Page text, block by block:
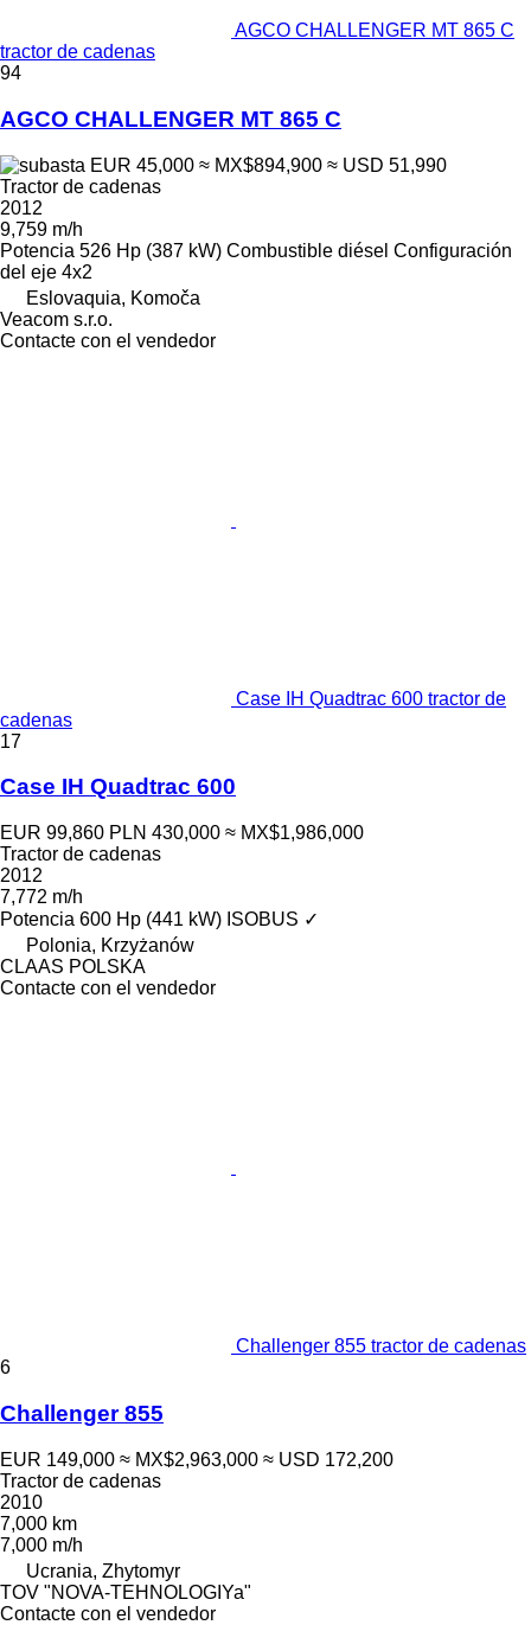
AGCO CHALLENGER MT 865 C
tractor de cadenas
94
AGCO CHALLENGER MT 865 C
EUR 45,000 ≈ MX$894,900 ≈ USD 51,990
Tractor de cadenas
2012
9,759 m/h
Potencia 526 Hp (387 kW) Combustible diésel Configuración
del eje 4x2
Eslovaquia, Komoča
Veacom s.r.o.
Contacte con el vendedor
Case IH Quadtrac 600 tractor de
cadenas
17
Case IH Quadtrac 600
EUR 99,860 PLN 430,000 ≈ MX$1,986,000
Tractor de cadenas
2012
7,772 m/h
Potencia 600 Hp (441 kW) ISOBUS ✓
Polonia, Krzyżanów
CLAAS POLSKA
Contacte con el vendedor
Challenger 855 tractor de cadenas
6
Challenger 855
EUR 149,000 ≈ MX$2,963,000 ≈ USD 172,200
Tractor de cadenas
2010
7,000 km
7,000 m/h
Ucrania, Zhytomyr
TOV "NOVA-TEHNOLOGIYa"
Contacte con el vendedor